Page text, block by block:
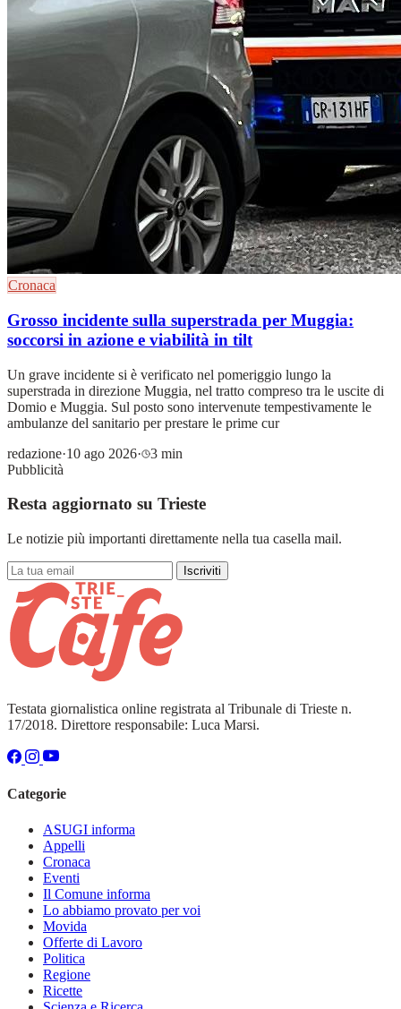
Cronaca
Grosso incidente sulla superstrada per Muggia:
soccorsi in azione e viabilità in tilt
Un grave incidente si è verificato nel pomeriggio lungo la
superstrada in direzione Muggia, nel tratto compreso tra le uscite di
Domio e Muggia. Sul posto sono intervenute tempestivamente le
ambulanze del sanitario per prestare le prime cur
redazione·10 ago 2026·
3 min
Pubblicità
Resta aggiornato su Trieste
Le notizie più importanti direttamente nella tua casella mail.
Iscriviti
Testata giornalistica online registrata al Tribunale di Trieste n.
17/2018. Direttore responsabile: Luca Marsi.
Categorie
ASUGI informa
Appelli
Cronaca
Eventi
Il Comune informa
Lo abbiamo provato per voi
Movida
Offerte di Lavoro
Politica
Regione
Ricette